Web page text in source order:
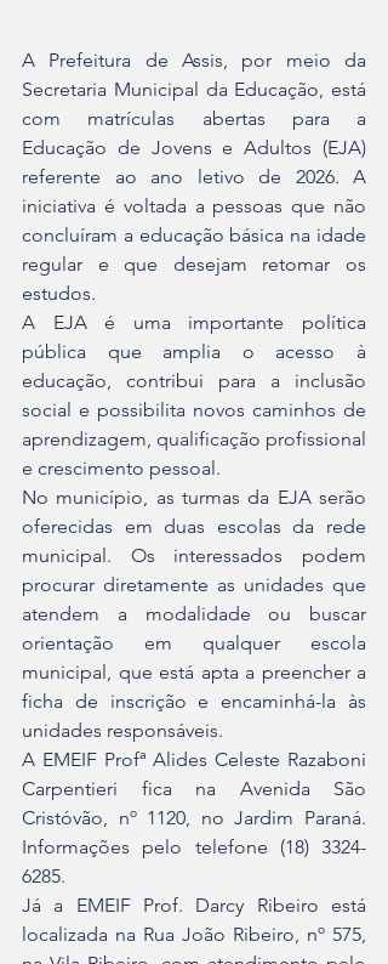
A Prefeitura de Assis, por meio da
Secretaria Municipal da Educação, está
com matrículas abertas para a
Educação de Jovens e Adultos (EJA)
referente ao ano letivo de 2026. A
iniciativa é voltada a pessoas que não
concluíram a educação básica na idade
regular e que desejam retomar os
estudos.
A EJA é uma importante política
pública que amplia o acesso à
educação, contribui para a inclusão
social e possibilita novos caminhos de
aprendizagem, qualificação profissional
e crescimento pessoal.
No município, as turmas da EJA serão
oferecidas em duas escolas da rede
municipal. Os interessados podem
procurar diretamente as unidades que
atendem a modalidade ou buscar
orientação em qualquer escola
municipal, que está apta a preencher a
ficha de inscrição e encaminhá-la às
unidades responsáveis.
A EMEIF Profª Alides Celeste Razaboni
Carpentieri fica na Avenida São
Cristóvão, nº 1120, no Jardim Paraná.
Informações pelo telefone (18) 3324-
6285.
Já a EMEIF Prof. Darcy Ribeiro está
localizada na Rua João Ribeiro, nº 575,